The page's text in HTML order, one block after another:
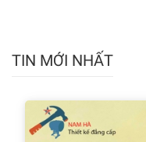
TIN MỚI NHẤT